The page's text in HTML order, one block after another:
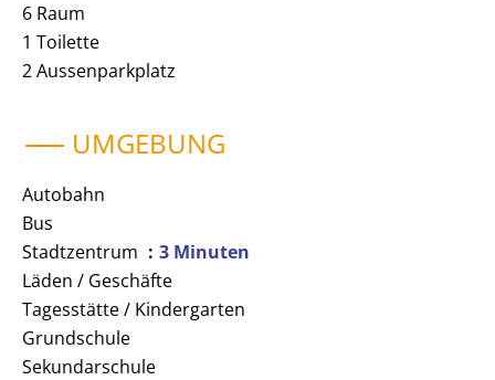
6 Raum
1 Toilette
2 Aussenparkplatz
UMGEBUNG
Autobahn
Bus
Stadtzentrum
3 Minuten
Läden / Geschäfte
Tagesstätte / Kindergarten
Grundschule
Sekundarschule